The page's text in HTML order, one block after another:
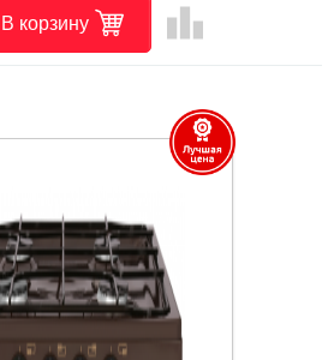
В корзину leaderboard